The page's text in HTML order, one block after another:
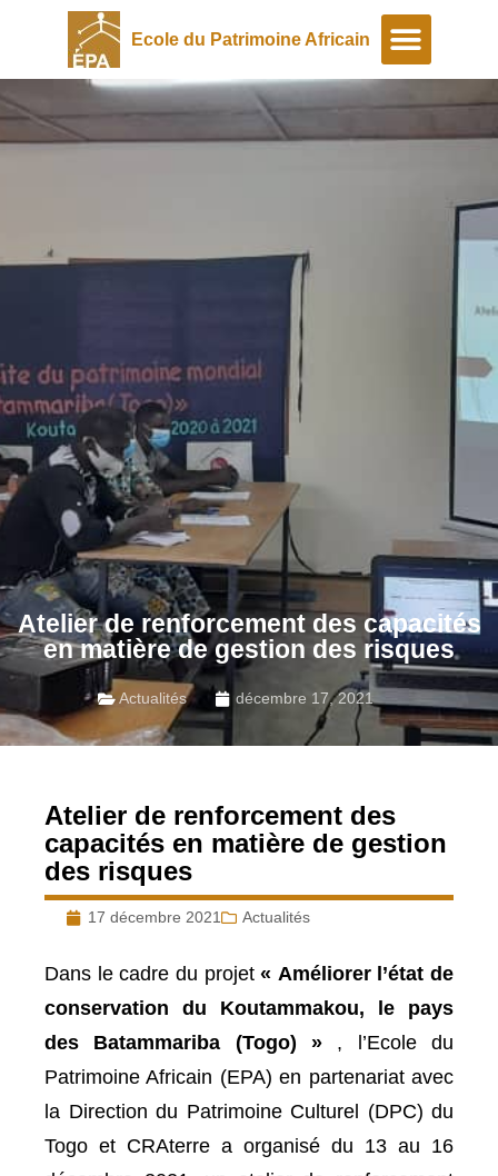
Ecole du Patrimoine Africain
Atelier de renforcement des capacités
en matière de gestion des risques
Actualités décembre 17, 2021
Atelier de renforcement des
capacités en matière de gestion
des risques
17 décembre 2021 Actualités
Dans le cadre du projet« Améliorer l’état de
conservation du Koutammakou, le pays
des Batammariba (Togo) » , l’Ecole du
Patrimoine Africain (EPA) en partenariat avec
la Direction du Patrimoine Culturel (DPC) du
Togo et CRAterre a organisé du 13 au 16